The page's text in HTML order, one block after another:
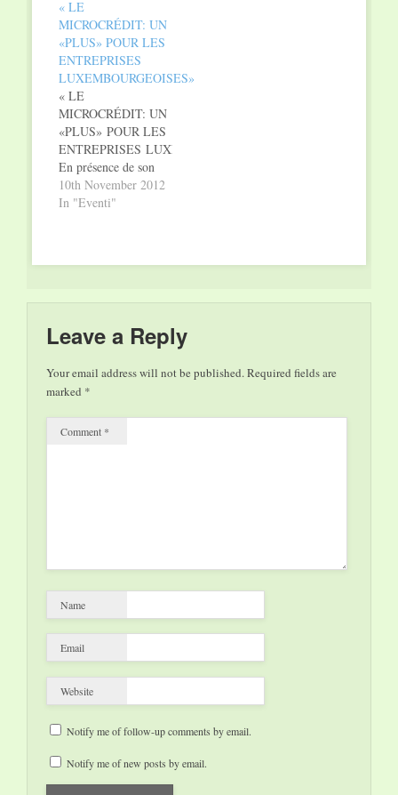
Tanzfestivals
PRINTEMPS DANSE
statt Ø 5.3. –
„Russie“ –
Dokumentarfilm im
Rahmen der Reihe
„Exploration du
monde /
Welterkundung“ Ø
8.3. – „Madame
Butterfly“ – Oper von
Giacomo Puccini;…
« LE
MICROCRÉDIT: UN
«PLUS» POUR LES
ENTREPRISES
LUXEMBOURGEOISES»
« LE
MICROCRÉDIT: UN
«PLUS» POUR LES
ENTREPRISES LUXEMBOURGEOISES»
En présence de son
Altesse Royale la
Grande Duchesse
Kirchberg Objectifs: •
microcrédit au profit
des
entreprises luxembourgeoises.
•…
10th November 2012
In "Eventi"
Leave a Reply
Your email address will not be published.Required fields are
marked *
Comment *
Name
Email
Website
Notify me of follow-up comments by email.
Notify me of new posts by email.